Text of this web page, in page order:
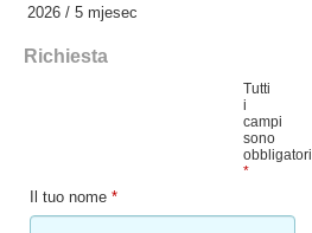
2026 / 5 mjesec
Richiesta
Tutti
i
campi
sono
obbligatori
*
Il tuo nome *